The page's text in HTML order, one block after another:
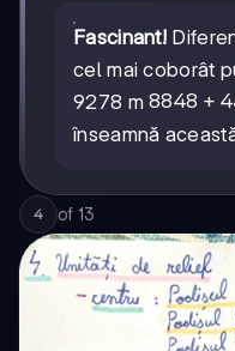
Fascinant!
cel mai coborât
9278 m8848
+
430
8848 +
înseamnă
4 of 13